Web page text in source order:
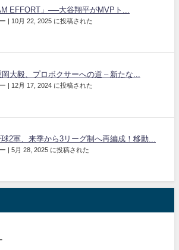
EFFORT」──大谷翔平がMVPト...
10月 22, 2025 に投稿された
大毅、プロボクサーへの道 – 新たな...
12月 17, 2024 に投稿された
球2軍、来季から3リーグ制へ再編成！移動...
5月 28, 2025 に投稿された